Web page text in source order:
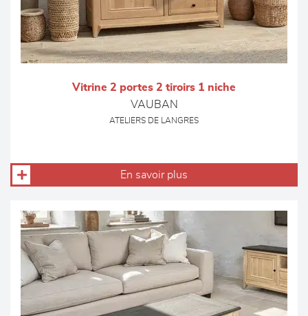
Vitrine 2 portes 2 tiroirs 1 niche
VAUBAN
ATELIERS DE LANGRES
En savoir plus